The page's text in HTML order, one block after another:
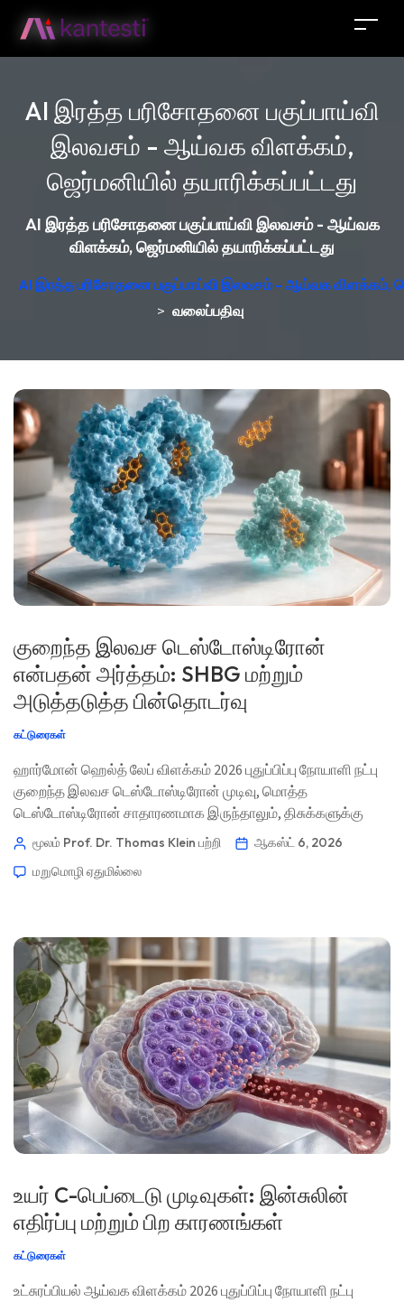
AI இரத்த பரிசோதனை பகுப்பாய்வி
இலவசம் - ஆய்வக விளக்கம்,
ஜெர்மனியில் தயாரிக்கப்பட்டது
AI இரத்த பரிசோதனை பகுப்பாய்வி இலவசம் - ஆய்வக
விளக்கம், ஜெர்மனியில் தயாரிக்கப்பட்டது
AI இரத்த பரிசோதனை பகுப்பாய்வி இலவசம் - ஆய்வக விளக்கம்,
> வலைப்பதிவு
குறைந்த இலவச டெஸ்டோஸ்டிரோன்
என்பதன் அர்த்தம்: SHBG மற்றும்
அடுத்தடுத்த பின்தொடர்வு
கட்டுரைகள்
ஹார்மோன் ஹெல்த் லேப் விளக்கம் 2026 புதுப்பிப்பு நோயாளி நட்பு
குறைந்த இலவச டெஸ்டோஸ்டிரோன் முடிவு, மொத்த
டெஸ்டோஸ்டிரோன் சாதாரணமாக இருந்தாலும், திசுக்களுக்கு
கிடைக்கக்கூடிய டெஸ்டோஸ்டிரோனின் பகுதி குறைந்திருக்கலாம்
என்பதைக் குறிக்கிறது. சரியான முறை, காலை நேரம், SHBG,
ஆல்புமின், அறிகுறிகள் மற்றும் மருத்துவ சூழல் ஆகியவற்றுடன்
மூலம் Prof. Dr. Thomas Klein பற்றி
ஆகஸ்ட் 6, 2026
மறுமொழி ஏதுமில்லை
உயர் C-பெப்டைடு முடிவுகள்: இன்சுலின்
எதிர்ப்பு மற்றும் பிற காரணங்கள்
கட்டுரைகள்
உட்சுரப்பியல் ஆய்வக விளக்கம் 2026 புதுப்பிப்பு நோயாளி நட்பு